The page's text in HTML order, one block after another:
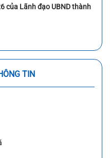
của Lãnh đạo UBND thành
TIN